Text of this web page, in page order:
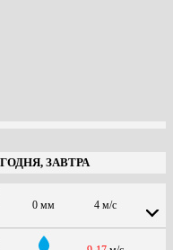
ЗАВТРА
0 мм 4 м/с